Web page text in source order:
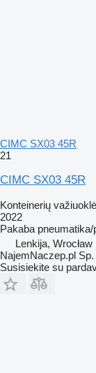
CIMC SX03 45R
21
CIMC SX03 45R
Konteinerių
2022
Pakaba
Lenkija, Wrocław
NajemNaczep.pl Sp.
Susisiekite su